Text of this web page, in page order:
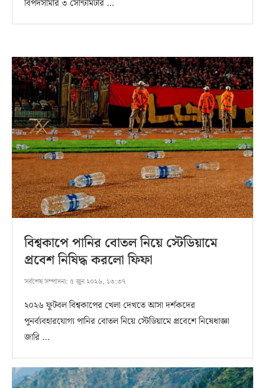
বিপদসীমার ৩ সেন্টিমিটার …
বিশ্বকাপে পানির বোতল নিয়ে স্টেডিয়ামে
প্রবেশ নিষিদ্ধ করলো ফিফা
সর্বশেষ সম্পাদনা: ৫ জুন ২০২৬, ১৩:৩৭
২০২৬ ফুটবল বিশ্বকাপের খেলা দেখতে আসা দর্শকদের
পুনর্ব্যবহারযোগ্য পানির বোতল নিয়ে স্টেডিয়ামে প্রবেশে নিষেধাজ্ঞা
জারি …